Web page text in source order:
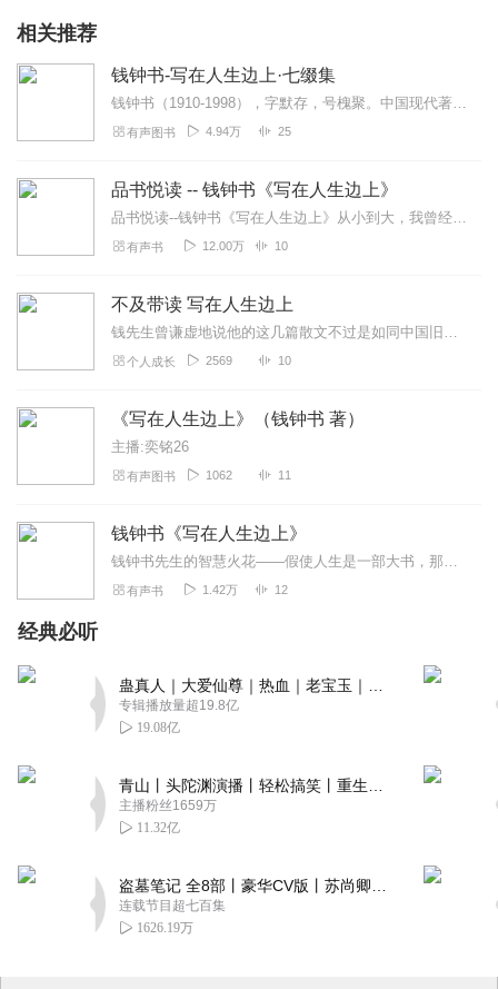
相关推荐
钱钟书-写在人生边上·七缀集
钱钟书（1910-1998），字默存，号槐聚。中国现代著名的学者和作家。1932年在清华大学结识后来的夫人杨绛，次年毕业，赴上海光华大学执教。1935年与杨绛完...
有声图书 4.94万 25
品书悦读 -- 钱钟书《写在人生边上》
品书悦读--钱钟书《写在人生边上》从小到大，我曾经读过一些中西文学作品。虽然，自己的文学修养不太高。但除了对传统文学作品，特别是中国传统文学作品有很浓的兴趣...
有声书 12.00万 10
不及带读 写在人生边上
钱先生曾谦虚地说他的这几篇散文不过是如同中国旧书上的眉批，补的是人生这部大书的空白。本书由杨绛女士编定，上海开明书店一九四一年初版，一九八二年再次以单行本形式发...
个人成长 2569 10
《写在人生边上》（钱钟书 著）
主播:奕铭26
有声图书 1062 11
钱钟书《写在人生边上》
钱钟书先生的智慧火花——假使人生是一部大书，那么，下面的几篇散文只能算是写在人生边上的
有声书 1.42万 12
经典必听
专辑播放量超19.8亿
19.08亿
主播粉丝1659万
11.32亿
连载节目超七百集
1626.19万